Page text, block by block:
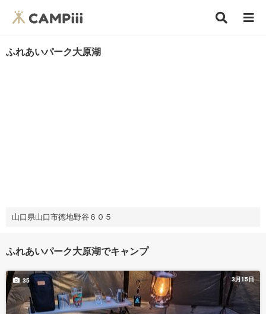
ふれあいパーク大原湖
山口県山口市徳地野谷６０５
ふれあいパーク大原湖でキャンプ
3月15日
35